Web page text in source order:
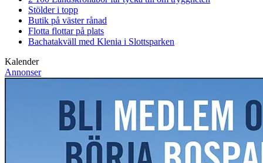
Stölder i topp
Butik på väster rånad
Flotta flottar på plats
Bachatakväll med Klenia i Slottsparken
Kalender
Annonser